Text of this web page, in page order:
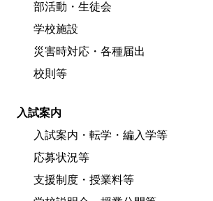
部活動・生徒会
学校施設
災害時対応・各種届出
校則等
入試案内
入試案内・転学・編入学等
応募状況等
支援制度・授業料等